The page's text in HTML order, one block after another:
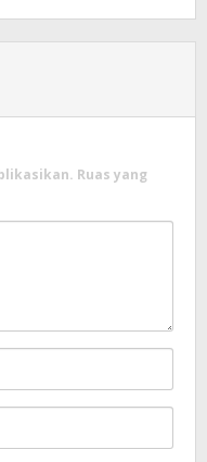
Ruas yang